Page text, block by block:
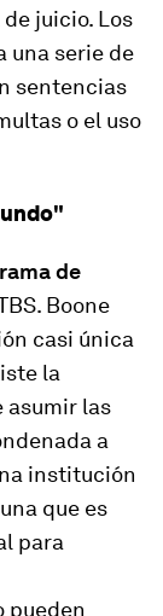
juicio. Los
una serie de
sentencias
o el uso
de
Boone
casi única
la
asumir las
a
institución
que es
para
pueden